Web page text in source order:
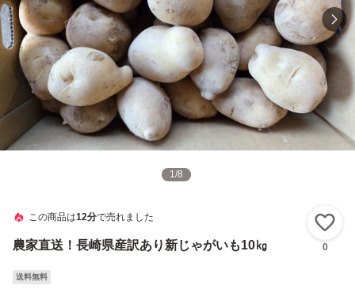
1/8
この商品は12分で売れました
農家直送！長崎県産訳あり新じゃがいも10㎏ 0
送料無料